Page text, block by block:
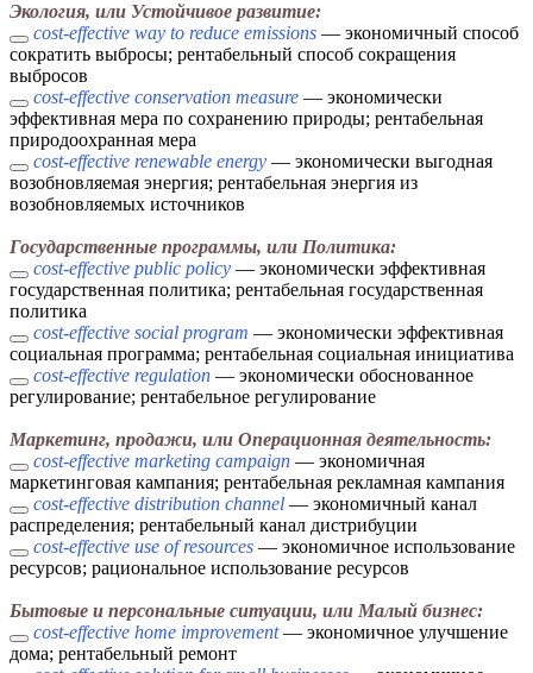
Экология, или Устойчивое развитие:
cost-effective way to reduce emissions — экономичный способ
сократить выбросы; рентабельный способ сокращения
выбросов
cost-effective conservation measure — экономически
эффективная мера по сохранению природы; рентабельная
природоохранная мера
cost-effective renewable energy — экономически выгодная
возобновляемая энергия; рентабельная энергия из
возобновляемых источников
Государственные программы, или Политика:
cost-effective public policy — экономически эффективная
государственная политика; рентабельная государственная
политика
cost-effective social program — экономически эффективная
социальная программа; рентабельная социальная инициатива
cost-effective regulation — экономически обоснованное
регулирование; рентабельное регулирование
Маркетинг, продажи, или Операционная деятельность:
cost-effective marketing campaign — экономичная
маркетинговая кампания; рентабельная рекламная кампания
cost-effective distribution channel — экономичный канал
распределения; рентабельный канал дистрибуции
cost-effective use of resources — экономичное использование
ресурсов; рациональное использование ресурсов
Бытовые и персональные ситуации, или Малый бизнес:
cost-effective home improvement— экономичное улучшение
дома; рентабельный ремонт